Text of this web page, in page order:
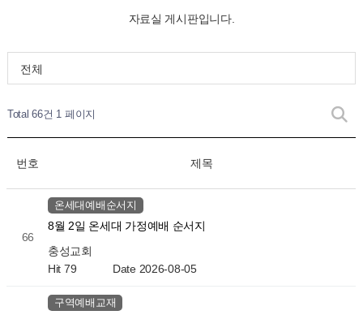
자료실 게시판입니다.
전체
Total 66건 1 페이지
번호 제목
66
온세대예배순서지
8월 2일 온세대 가정예배 순서지
충성교회
Hit 79 Date 2026-08-05
구역예배교재